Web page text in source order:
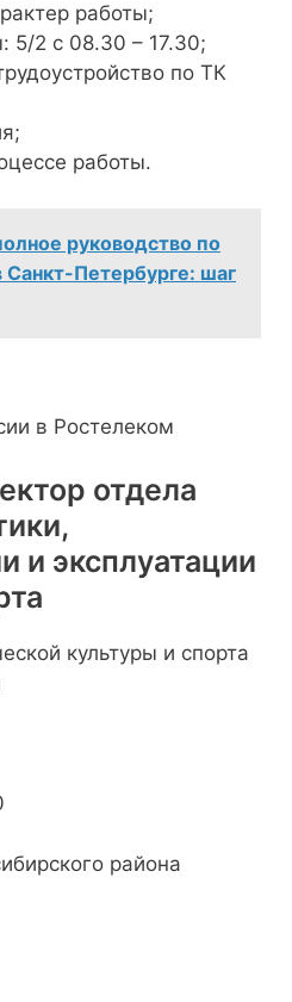
работы;
5/2 с 08.30 – 17.30;
по ТК
работы.
руководство по
Санкт-Петербурге: шаг
в Ростелеком
отдела
и эксплуатации
культуры и спорта
района